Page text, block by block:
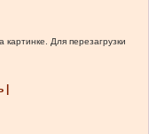
Для перезагрузки